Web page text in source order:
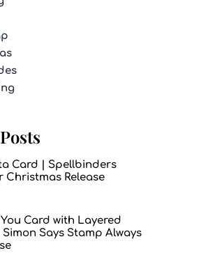
Card | Spellbinders
Christmas Release
Card with Layered
Says Stamp Always